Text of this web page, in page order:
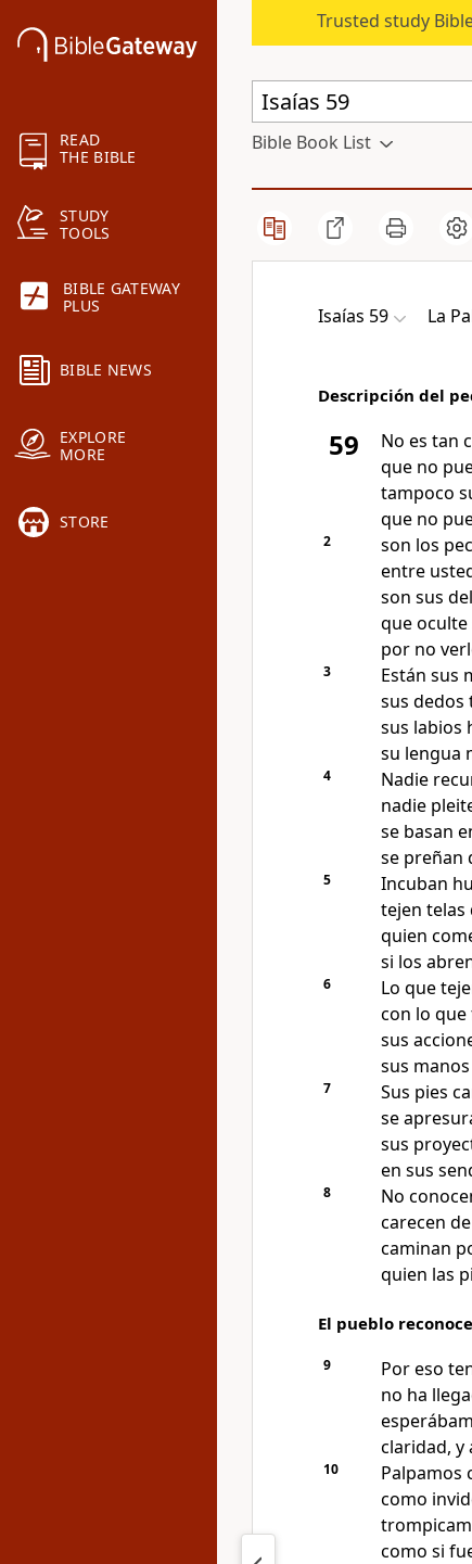
READ
THE BIBLE
STUDY
TOOLS
BIBLE GATEWAY
PLUS
BIBLE NEWS
EXPLORE
MORE
STORE
Trusted study
Bible Book List
Isaías 59 La
Descripción del
59
No es tan
que no
tampoco
que no
2
son los
entre
son sus
que
por no
3
Están sus
sus dedos
sus labios
su lengua
4
Nadie
nadie
se basan
se preñan
5
Incuban
tejen telas
quien
si los
6
Lo que
con lo
sus
sus
7
Sus pies
se
sus
en sus
8
No
carecen
caminan
quien las
El pueblo
9
Por eso
no ha
claridad, y
10
Palpamos
como
como si